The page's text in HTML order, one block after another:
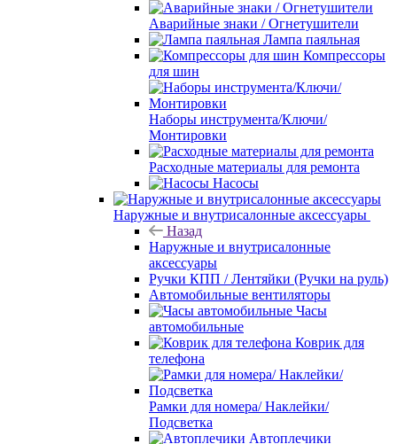
Аварийные знаки / Огнетушители
Лампа паяльная
Компрессоры
для шин
Наборы инструмента/Ключи/
Монтировки
Расходные материалы для ремонта
Насосы
Наружные и внутрисалонные аксессуары
Назад
Наружные и внутрисалонные
аксессуары
Ручки КПП / Лентяйки (Ручки на руль)
Автомобильные вентиляторы
Часы
автомобильные
Коврик для
телефона
Рамки для номера/ Наклейки/
Подсветка
Автоплечики